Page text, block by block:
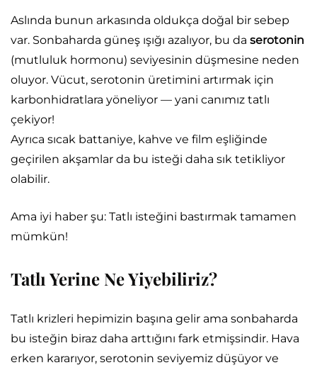
Aslında bunun arkasında oldukça doğal bir sebep
var. Sonbaharda güneş ışığı azalıyor, bu da serotonin
(mutluluk hormonu) seviyesinin düşmesine neden
oluyor. Vücut, serotonin üretimini artırmak için
karbonhidratlara yöneliyor — yani canımız tatlı
çekiyor!
Ayrıca sıcak battaniye, kahve ve film eşliğinde
geçirilen akşamlar da bu isteği daha sık tetikliyor
olabilir.
Ama iyi haber şu: Tatlı isteğini bastırmak tamamen
mümkün!
Tatlı Yerine Ne Yiyebiliriz?
Tatlı krizleri hepimizin başına gelir ama sonbaharda
bu isteğin biraz daha arttığını fark etmişsindir. Hava
erken kararıyor, serotonin seviyemiz düşüyor ve